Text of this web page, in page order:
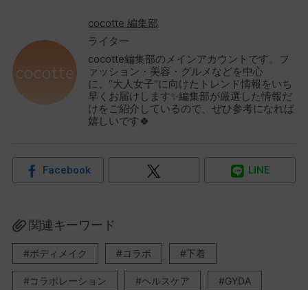
cocotte 編集部
ライター
cocotte編集部のメインアカウントです。フ
ァッション・美容・グルメなどを中心
に、“大人女子”に向けたトレンド情報をいち
早くお届けします✨編集部が厳選した情報だ
けをご紹介しているので、ぜひ参考になれば
嬉しいです🍀
Facebook LINE
関連キーワード
ボディメイク コラボ 下着
コラボレーション ヘルスケア GYDA